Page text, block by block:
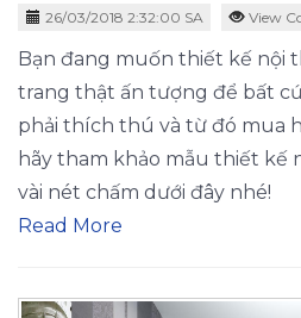
26/03/2018 2:32:00 SA View
Bạn đang muốn thiết kế nội
trang thật ấn tượng để bất
phải thích thú và từ đó mua
hãy tham khảo mẫu thiết kế
vài nét chấm dưới đây nhé!
Read More